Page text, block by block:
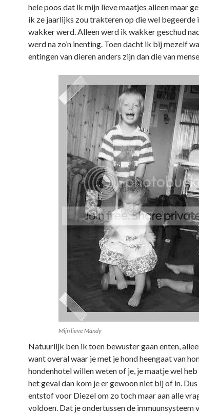
hele poos dat ik mijn lieve maatjes alleen maar
ik ze jaarlijks zou trakteren op die wel
wakker werd. Alleen werd ik wakker geschud
werd na zo’n inenting. Toen dacht ik bij mezelf
entingen van dieren anders zijn dan die van
Mijn lieve Mandy
Natuurlijk ben ik toen bewuster gaan enten,
want overal waar je met je hond heengaat van
hondenhotel willen weten of je, je maatje wel
het geval dan kom je er gewoon niet bij of in.
entstof voor Diezel om zo toch maar aan alle
voldoen. Dat je ondertussen de immuunsysteem